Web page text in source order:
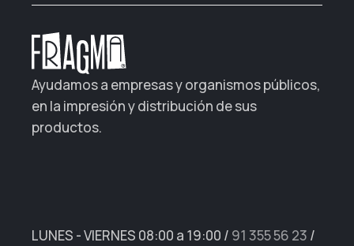
Ayudamos a empresas y organismos públicos,
en la impresión y distribución de sus
productos.
LUNES - VIERNES 08:00 a 19:00 / 91 355 56 23 /